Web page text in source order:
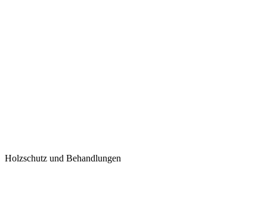
Holzschutz und Behandlungen